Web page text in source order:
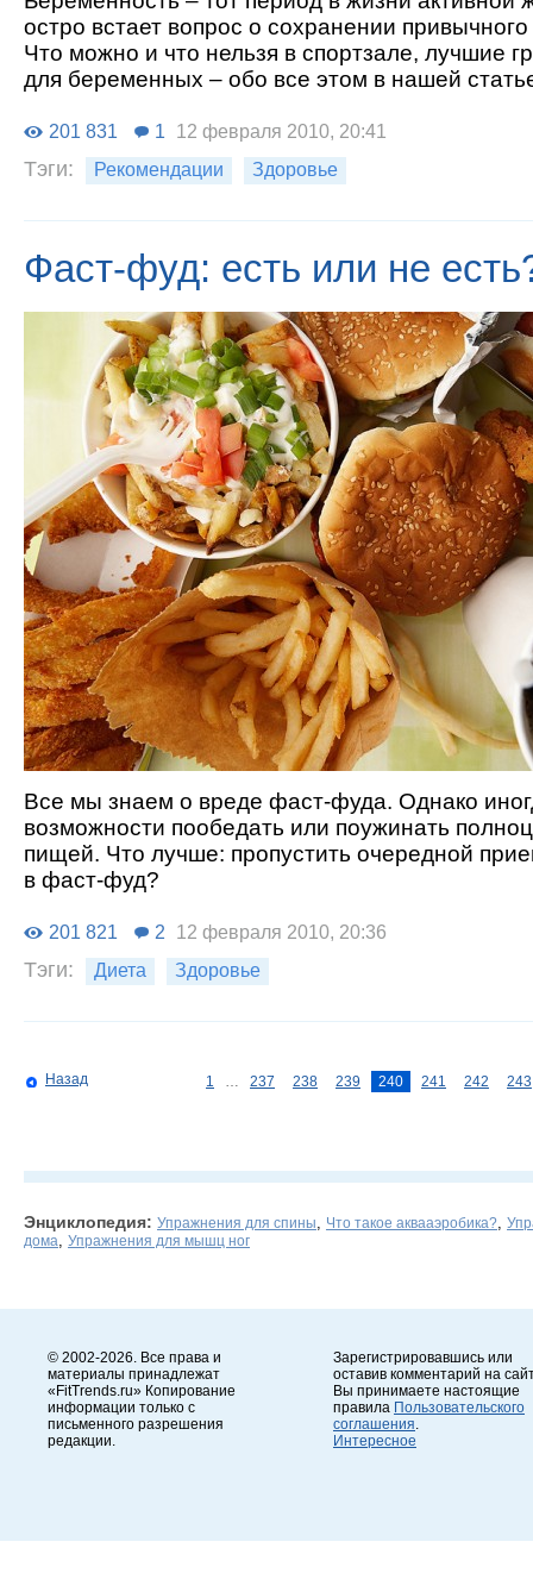
остро встает вопрос о сохранении
Что можно и что нельзя в спортзале, лучшие
для беременных – обо все этом в нашей
201 831 1 12 февраля 2010, 20:41
Тэги: Рекомендации Здоровье
Фаст-фуд: есть или не
Все мы знаем о вреде фаст-фуда. Однако
возможности пообедать или поужинать
пищей. Что лучше: пропустить очередной
в фаст-фуд?
201 821 2 12 февраля 2010, 20:36
Тэги: Диета Здоровье
Назад 1 237 238 239 240 241 242 243
Энциклопедия: Упражнения для спины Что такое аквааэробика?
дома
Упражнения для мышц ног
© 2002-2026. Все права и
материалы принадлежат
«FitTrends.ru» Копирование
информации только с
письменного разрешения
редакции.
Зарегистрировавшись или
оставив комментарий на
Вы принимаете настоящие
правила Пользовательского
соглашения
Интересное